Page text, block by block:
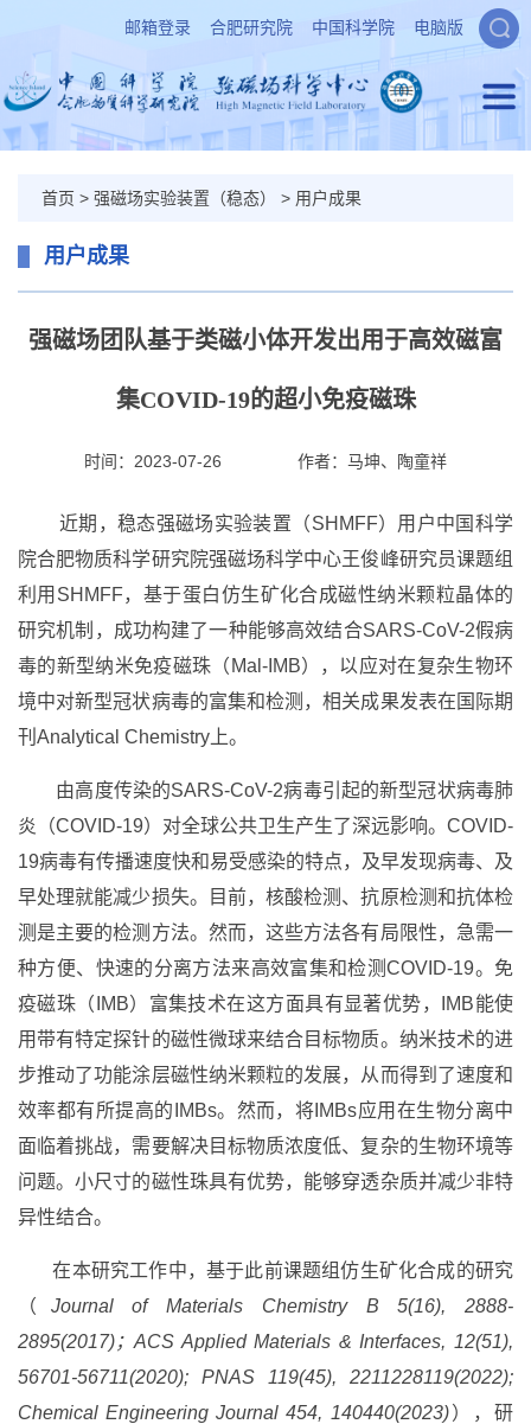
邮箱登录 合肥研究院 中国科学院 电脑版
首页 > 强磁场实验装置（稳态） > 用户成果
用户成果
强磁场团队基于类磁小体开发出用于高效磁富
集COVID-19的超小免疫磁珠
时间：2023-07-26 作者： 马坤、陶童祥
近期，稳态强磁场实验装置（SHMFF）用户中国科学
院合肥物质科学研究院强磁场科学中心王俊峰研究员课题组
利用 SHMFF，基于蛋白仿生矿化合成磁性纳米颗粒晶体的
研究机制，成功构建了一种能够高效结合SARS-CoV-2假病
毒的新型纳米免疫磁珠（ Mal-IMB），以应对在复杂生物环
境中对新型冠状病毒的富集和检测，相关成果发表在国际期
刊 Analytical Chemistry 上。
由高度传染的SARS-CoV-2病毒引起的新型冠状病毒肺
炎（COVID-19）对全球公共卫生产生了深远影响。COVID-
19病毒有传播速度快和易受感染的特点，及早发现病毒、及
早处理就能减少损失。目前，核酸检测、抗原检测和抗体检
测是主要的检测方法。然而，这些方法各有局限性，急需一
种方便、快速的分离方法来高效富集和检测COVID-19。免
疫磁珠（IMB）富集技术在这方面具有显著优势，IMB能使
用带有特定探针的磁性微球来结合目标物质。纳米技术的进
步推动了功能涂层磁性纳米颗粒的发展，从而得到了速度和
效率都有所提高的IMBs。然而，将IMBs应用在生物分离中
面临着挑战，需要解决目标物质浓度低、复杂的生物环境等
问题。小尺寸的磁性珠具有优势，能够穿透杂质并减少非特
异性结合。
在本研究工作中，基于此前课题组仿生矿化合成的研究
（ Journal of Materials Chemistry B 5(16), 2888-
2895(2017)；ACS Applied Materials & Interfaces, 12(51),
56701-56711(2020); PNAS 119(45), 2211228119(2022);
Chemical Engineering Journal 454, 140440(2023)），研